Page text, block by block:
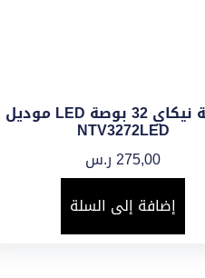
شاشة نيكاي 32 بوصة LED موديل
NTV3272LED
275,00 ر.س
إضافة إلى السلة